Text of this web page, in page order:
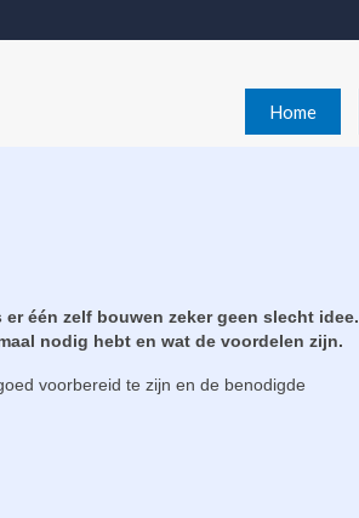
Home
één zelf bouwen zeker geen slecht idee.
nodig hebt en wat de voordelen zijn.
voorbereid te zijn en de benodigde